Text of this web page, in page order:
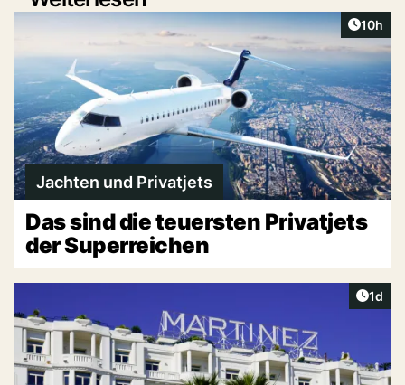
Artikel
10h
Jachten und Privatjets
Das sind die teuersten Privatjets
der Superreichen
1d